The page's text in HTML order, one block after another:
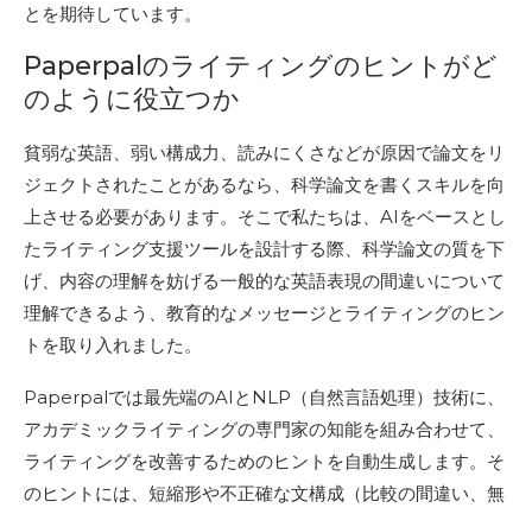
とを期待しています。
Paperpalのライティングのヒントがど
のように役立つか
貧弱な英語、弱い構成力、読みにくさなどが原因で論文をリ
ジェクトされたことがあるなら、科学論文を書くスキルを向
上させる必要があります。そこで私たちは、AIをベースとし
たライティング支援ツールを設計する際、科学論文の質を下
げ、内容の理解を妨げる一般的な英語表現の間違いについて
理解できるよう、教育的なメッセージとライティングのヒン
トを取り入れました。
Paperpalでは最先端のAIとNLP（自然言語処理）技術に、
アカデミックライティングの専門家の知能を組み合わせて、
ライティングを改善するためのヒントを自動生成します。そ
のヒントには、短縮形や不正確な文構成（比較の間違い、無